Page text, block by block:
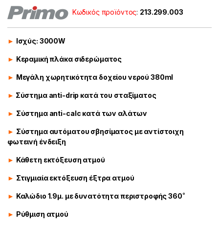
Κωδικός προϊόντος: 213.299.003
► Ισχύς: 3000W
► Κεραμική πλάκα σιδερώματος
► Μεγάλη χωρητικότητα δοχείου νερού 380ml
► Σύστημα anti-drip κατά του σταξίματος
► Σύστημα anti-calc κατά των αλάτων
► Σύστημα αυτόματου σβησίματος με αντίστοιχη
φωτεινή ένδειξη
► Κάθετη εκτόξευση ατμού
► Στιγμιαία εκτόξευση έξτρα ατμού
► Καλώδιο 1.9μ. με δυνατότητα περιστροφής 360˚
► Ρύθμιση ατμού